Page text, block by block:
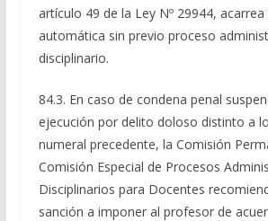
artículo 49 de la Ley Nº 29944,
automática sin previo proceso
disciplinario.
84.3. En caso de condena penal
ejecución por delito doloso distinto a
numeral precedente, la Comisión
Comisión Especial de Procesos
Disciplinarios para Docentes
sanción a imponer al profesor de